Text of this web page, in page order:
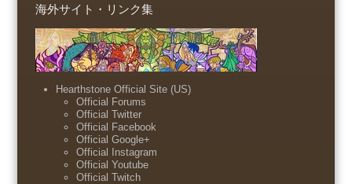
海外サイト・リンク集
Hearthstone Official Site (US)
Official Forums
Official Twitter
Official Facebook
Official Google+
Official Instagram
Official Youtube
Official Twitch